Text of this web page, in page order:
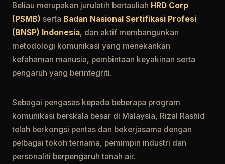
Beliau merupakan jurulatih bertauliah HRD Corp
(PSMB) serta Badan Nasional Sertifikasi Profesi
(BNSP) Indonesia, dan aktif membangunkan
metodologi komunikasi yang menekankan
kefahaman manusia, pembintaan keyakinan serta
pengaruh yang berintegriti.
Sebagai pengasas kepada beberapa program
komunikasi berskala besar di Malaysia, Rizal Rashid
telah berkongsi pentas dan bekerjasama dengan
pelbagai tokoh ternama, pemimpin industri dan
personaliti berpengaruh tanah air.